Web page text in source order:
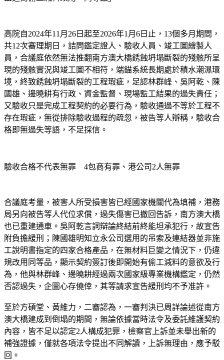
高院自2024年11月26日起至2026年1月6日止，13個多月期間，
共12次審理期日，詰問鑑定證人、驗收人員、竣工圖繪製人
員，合議庭依然無法推翻南方澳大橋銹蝕坍塌斷裂的殘骸所呈
現的殘骸實況與竣工圖不相符，端錨系統長期處於積水潮濕環
境，終致銹蝕坍塌斷裂的工程瑕疵，足認林群峰、吳阿乾、陳
國雄、邊曉耕有行政、資金監督、現場監工結果的過失責任；
又驗收只是完成工程契約的必要行為，驗收通過不等於工程不
存在瑕疵，無從排除驗收過程的疏忽，被告等人辯稱，驗收合
格即無過失等語，不足採信。
驗收合格不代表無罪　4包商有罪、港公司2人無罪
合議庭考量，被害人所受損害皆已經國家機關代為填補，港務
局另向被告等人代位求償，過失傷害已撤回告訴，南方澳大橋
也已重建通車。吳阿乾言詞辯論終結前終能坦承犯行，故宣告
附負擔緩刑；陳國雄明知立永公司選用的吊索及連結器並非施
工說明書指定的四家合格產品，在無材料巨變之情況下，仍違
規改用同等品，顯示契約簽訂後即開始有偷工減料的意欲及行
為，他與林群峰、邊曉耕經過兩次國家級專業機構鑑定，仍然
否認過失，企圖心存僥倖，其等請求宣告緩刑均不予准許。
至於方碩堂、黃維力，二審認為，一審判決已周詳論述從南方
澳大橋建成到倒塌的期間，無論依據當時法令及委託維護契約
內容，皆不足以認定2人構成犯罪，檢察官上訴並未舉出新的
補強證據，僅就各項法令提出不同解讀，上訴無理由，應予駁
回。